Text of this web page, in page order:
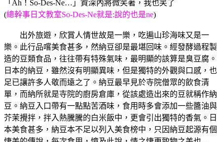
「Ah！So-Des-Ne…」資深內將微笑著，我也笑了
(總幹事日文教室So-Des-Ne就是:說的也是ne)
出外旅遊，欣賞人情世故是一樂，吃遍山珍海味又是一
樂。此行品嚐美食甚多，然納豆卻是最堪回味。經發酵過程製
造的豆類食品，往往帶有特殊氣味，最明顯的該算是臭豆腐。
日本的納豆，雖然沒有明顯異味，但是獨特的外觀與口感，也
足已讓許多人敬而遠之了。納豆最早見於寺院僧眾的飲食清
單，而納所就是寺院的廚房倉庫，從該處造出來的豆就稱作納
豆。納豆入口帶有一點點苦酒味，食用時多會添加一些醬油與
芥茉攪拌，拌入熱騰騰的白米飯中，更會引出獨特的香氣。日
本美食甚多，納豆本不足以列入美食榜中，只因納豆起源有個